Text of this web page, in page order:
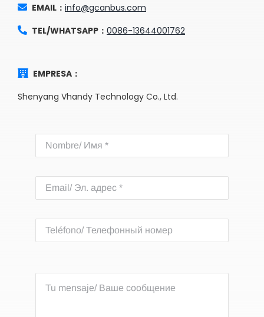
EMAIL： info@gcanbus.com
TEL/WHATSAPP： 0086-13644001762
EMPRESA：
Shenyang Vhandy Technology Co., Ltd.